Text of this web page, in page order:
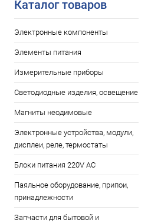
Каталог товаров
Электронные компоненты
Элементы питания
Измерительные приборы
Светодиодные изделия, освещение
Магниты неодимовые
Электронные устройства, модули,
дисплеи, реле, термостаты
Блоки питания 220V AC
Паяльное оборудование, припои,
принадлежности
Запчасти для бытовой и